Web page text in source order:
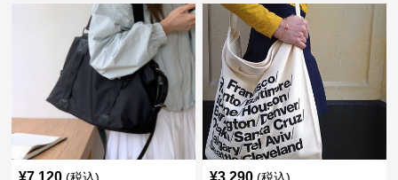
¥7,120 ¥3,290